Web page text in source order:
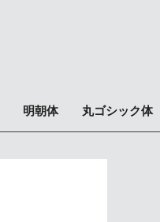
明朝体 丸ゴシック体